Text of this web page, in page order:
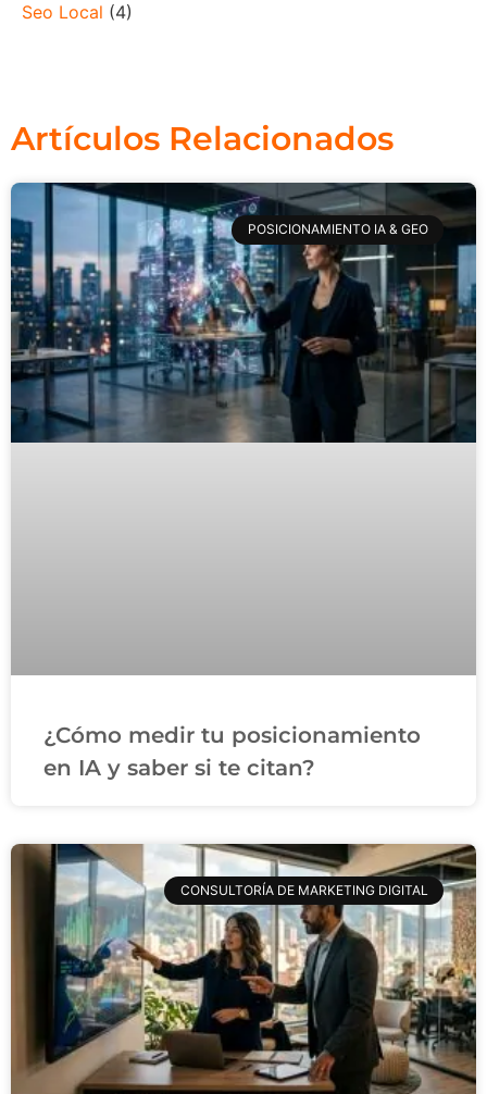
Seo Local (4)
Artículos Relacionados
POSICIONAMIENTO IA & GEO
¿Cómo medir tu posicionamiento
en IA y saber si te citan?
CONSULTORÍA DE MARKETING DIGITAL